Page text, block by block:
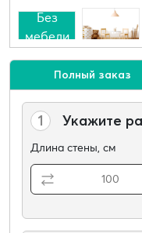
Без
мебели
Полный заказ
1 Укажите
Длина стены, см